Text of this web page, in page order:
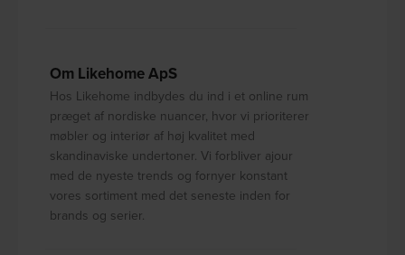
Om Likehome ApS
Hos Likehome indbydes du ind i et online rum
præget af nordiske nuancer, hvor vi prioriterer
møbler og interiør af høj kvalitet med
skandinaviske undertoner. Vi forbliver ajour
med de nyeste trends og fornyer konstant
vores sortiment med det seneste inden for
brands og serier.